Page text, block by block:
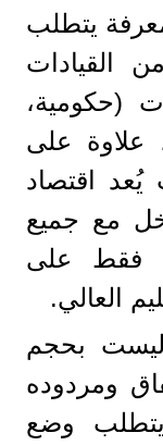
يتطلب
القيادات
(حكومية،
علاوة على
يُعد اقتصاد
مع جميع
فقط على
العالي.
بحجم
ومردوده
يتطلب وضع